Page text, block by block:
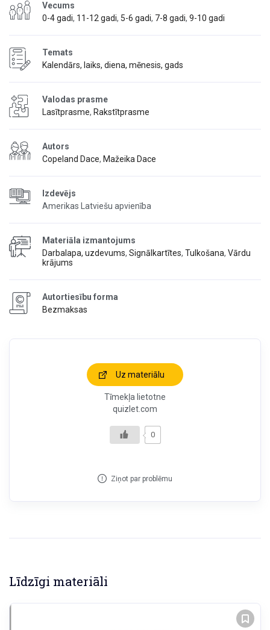
Vecums
0-4 gadi, 11-12 gadi, 5-6 gadi, 7-8 gadi, 9-10 gadi
Temats
Kalendārs, laiks, diena, mēnesis, gads
Valodas prasme
Lasītprasme, Rakstītprasme
Autors
Copeland Dace, Mažeika Dace
Izdevējs
Amerikas Latviešu apvienība
Materiāla izmantojums
Darbalapa, uzdevums, Signālkartītes, Tulkošana, Vārdu
krājums
Autortiesību forma
Bezmaksas
Uz materiālu
Tīmekļa lietotne
quizlet.com
0
Ziņot par problēmu
Līdzīgi materiāli